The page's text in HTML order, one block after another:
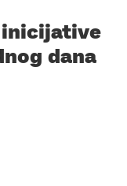
inicijative
dana